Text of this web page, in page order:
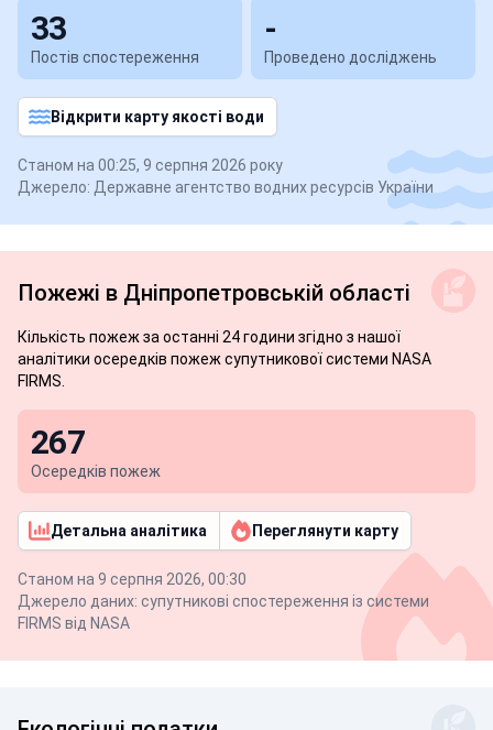
Постів спостереження
33
Проведено досліджень
-
Відкрити карту якості води
Станом на 00:25, 9 серпня 2026 року
Джерело: Державне агентство водних ресурсів України
Пожежі в Дніпропетровській області
Кількість пожеж за останні 24 години згідно з нашої
аналітики осередків пожеж супутникової системи NASA
FIRMS.
Осередків пожеж
267
Детальна аналітика Переглянути карту
Станом на 9 серпня 2026, 00:30
Джерело даних: супутникові спостереження із системи
FIRMS від NASA